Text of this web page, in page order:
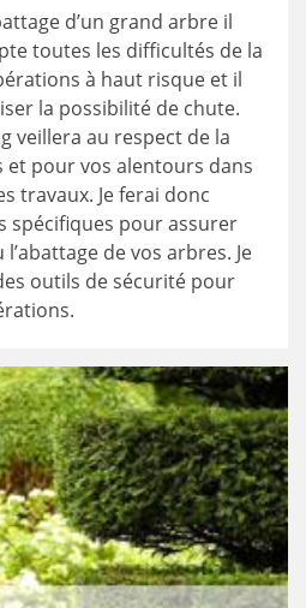
d’un grand arbre il
toutes les difficultés de la
à haut risque et il
la possibilité de chute.
veillera au respect de la
pour vos alentours dans
travaux. Je ferai donc
spécifiques pour assurer
l’abattage de vos arbres. Je
outils de sécurité pour